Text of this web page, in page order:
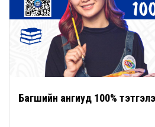
Багшийн ангиуд 100%